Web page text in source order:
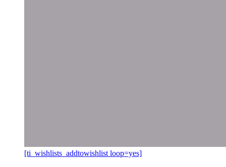
[ti_wishlists_addtowishlist loop=yes]